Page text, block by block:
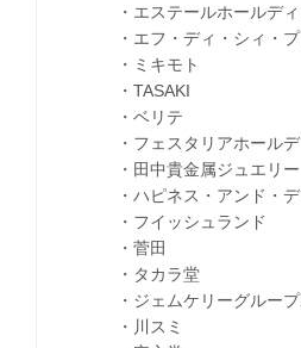
・エステールホールディ
・エフ・ディ・シィ・プ
・ミキモト
・TASAKI
・ベリテ
・フェスタリアホールデ
・田中貴金属ジュエリー
・ハピネス・アンド・デ
・フイッシュランド
・菅田
・タカラ堂
・ジェムケリーグループホ
・川スミ